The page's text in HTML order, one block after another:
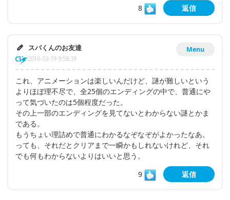
8
返信
Menu
スパくんのお友達
2016-03-19 9:58:39
これ、アニメーションは楽しいんだけど、謎が難しいという
よりほぼ理不尽で、全25個のエンディングの中で、普通にや
って気づいたのは5個程度だった。
その上一部のエンディングを見てないとわからない謎とかま
である。
もうちょい理詰めで普通にわかるなぞなぞがよかったなあ。
っても、それだとクリアまで一瞬かもしれないけれど、それ
でも何もわからないよりはいいと思う。
9
返信